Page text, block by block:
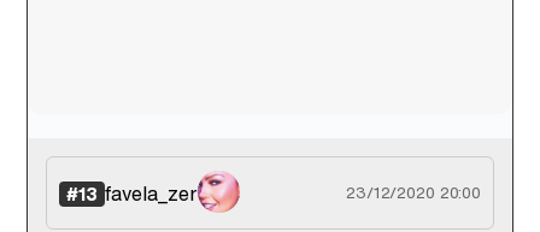
#13 favela_zer 23/12/2020 20:00